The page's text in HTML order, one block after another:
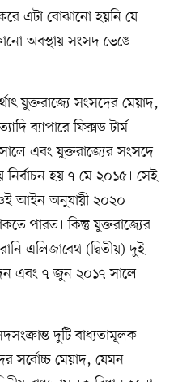
এটা বোঝানো হয়নি যে
অবস্থায় সংসদ ভেঙে
যুক্তরাজ্যে সংসদের মেয়াদ,
ব্যাপারে ফিক্সড টার্ম
এবং যুক্তরাজ্যের সংসদে
হয় ৭ মে ২০১৫। সেই
ওই আইন অনুযায়ী ২০২০
পারত। কিন্তু যুক্তরাজ্যের
এলিজাবেথ (দ্বিতীয়) দুই
এবং ৭ জুন ২০১৭ সালে
দুটি বাধ্যতামূলক
সর্বোচ্চ মেয়াদ, যেমন